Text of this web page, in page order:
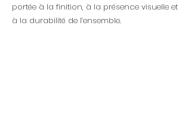
portée à la finition, à la présence visuelle et
à la durabilité de l’ensemble.